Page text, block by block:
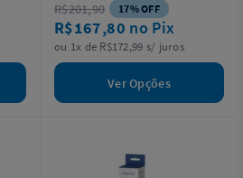
R$201,90 17% OFF
R$167,80 no Pix
ou 1x de R$172,99 s/ juros
Ver Opções